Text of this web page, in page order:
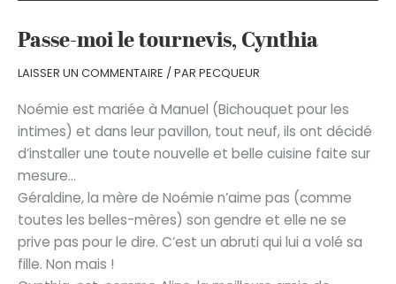
Passe-moi le tournevis, Cynthia
LAISSER UN COMMENTAIRE / PAR PECQUEUR
Noémie est mariée à Manuel (Bichouquet pour les
intimes) et dans leur pavillon, tout neuf, ils ont décidé
d’installer une toute nouvelle et belle cuisine faite sur
mesure…
Géraldine, la mère de Noémie n’aime pas (comme
toutes les belles-mères) son gendre et elle ne se
prive pas pour le dire. C’est un abruti qui lui a volé sa
fille. Non mais !